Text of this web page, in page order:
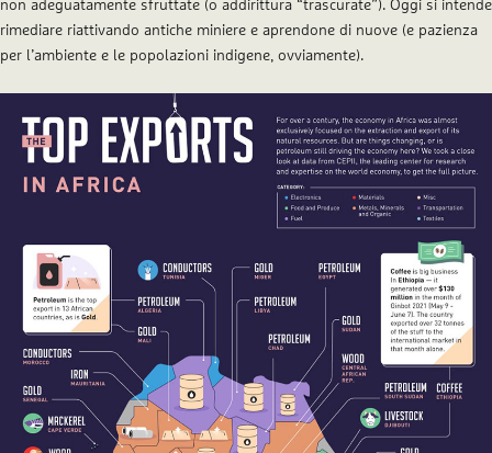
non adeguatamente sfruttate (o addirittura “trascurate”). Oggi si intende
rimediare riattivando antiche miniere e aprendone di nuove (e pazienza
per l’ambiente e le popolazioni indigene, ovviamente).